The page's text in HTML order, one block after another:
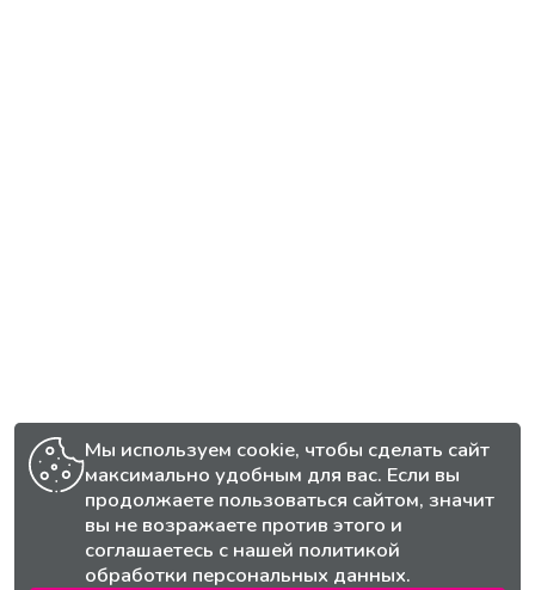
Мы используем cookie, чтобы сделать сайт
максимально удобным для вас. Если вы
продолжаете пользоваться сайтом, значит
вы не возражаете против этого и
соглашаетесь с нашей политикой
обработки персональных данных.